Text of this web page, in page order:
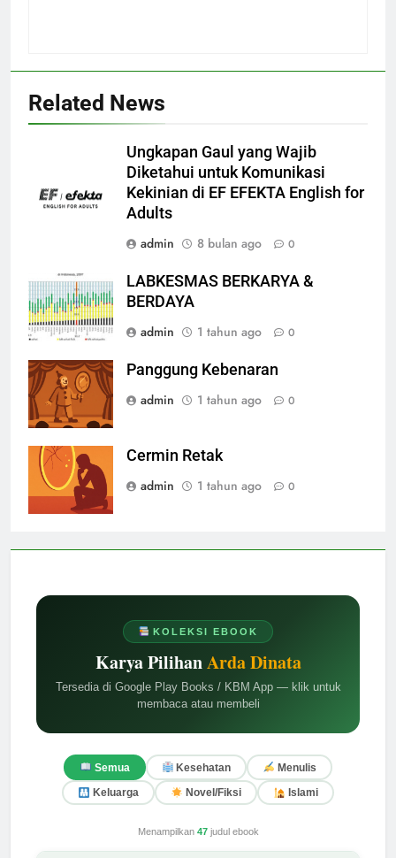
KOLEKSI EBOOK
Karya PilihanArda Dinata
Tersedia di Google Play Books / KBM App — klik untuk
membaca atau membeli
Semua Kesehatan Menulis
Keluarga Novel/Fiksi Islami
Menampilkan 47judul ebook
Related News
Ungkapan Gaul yang Wajib
Diketahui untuk Komunikasi
Kekinian di EF EFEKTA English for
Adults
admin
8 bulan ago 0
LABKESMAS BERKARYA &
BERDAYA
admin
1 tahun ago 0
Panggung Kebenaran
admin
1 tahun ago 0
Cermin Retak
admin
1 tahun ago 0